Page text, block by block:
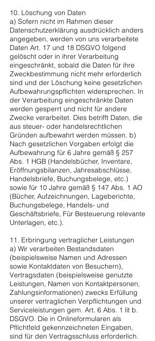
10. Löschung von Daten
a) Sofern nicht im Rahmen dieser
Datenschutzerklärung ausdrücklich anders
angegeben, werden von uns verarbeitete
Daten Art. 17 und 18 DSGVO folgend
gelöscht oder in ihrer Verarbeitung
eingeschränkt, sobald die Daten für ihre
Zweckbestimmung nicht mehr erforderlich
sind und der Löschung keine gesetzlichen
Aufbewahrungspflichten widersprechen. In
der Verarbeitung eingeschränkte Daten
werden gesperrt und nicht für andere
Zwecke verarbeitet. Dies betrifft Daten, die
aus steuer- oder handelsrechtlichen
Gründen aufbewahrt werden müssen. b)
Nach gesetzlichen Vorgaben erfolgt die
Aufbewahrung für 6 Jahre gemäß § 257
Abs. 1 HGB (Handelsbücher, Inventare,
Eröffnungsbilanzen, Jahresabschlüsse,
Handelsbriefe, Buchungsbelege, etc.)
sowie für 10 Jahre gemäß § 147 Abs. 1 AO
(Bücher, Aufzeichnungen, Lageberichte,
Buchungsbelege, Handels- und
Geschäftsbriefe, Für Besteuerung relevante
Unterlagen, etc.).
11. Erbringung vertraglicher Leistungen
a) Wir verarbeiten Bestandsdaten
(beispielsweise Namen und Adressen
sowie Kontaktdaten von Besuchern),
Vertragsdaten (beispielsweise genutzte
Leistungen, Namen von Kontaktpersonen,
Zahlungsinformationen) zwecks Erfüllung
unserer vertraglichen Verpflichtungen und
Serviceleistungen gem. Art. 6 Abs. 1 lit b.
DSGVO. Die in Onlineformularen als
Pflichtfeld gekennzeichneten Eingaben,
sind für den Vertragsschluss erforderlich.